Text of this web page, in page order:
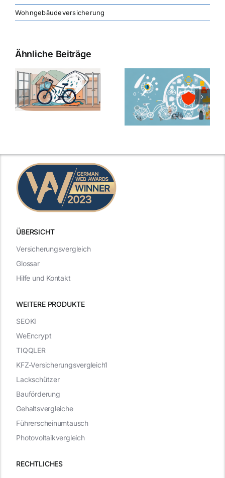
Wohngebäudeversicherung
Ähnliche Beiträge
ÜBERSICHT
WEITERE PRODUKTE
RECHTLICHES
Versicherungsvergleich
Glossar
Hilfe und Kontakt
SEOKI
WeEncrypt
TIQQLER
KFZ-Versicherungsvergleich1
Lackschützer
Bauförderung
Gehaltsvergleiche
Führerscheinumtausch
Photovoltaikvergleich